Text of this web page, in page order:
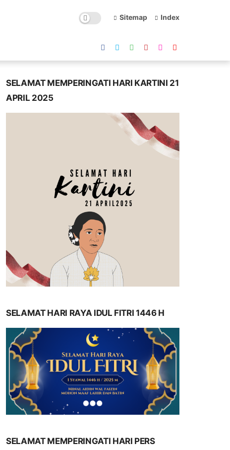
Sitemap Index
SELAMAT MEMPERINGATI HARI KARTINI 21
APRIL 2025
SELAMAT HARI RAYA IDUL FITRI 1446 H
SELAMAT MEMPERINGATI HARI PERS